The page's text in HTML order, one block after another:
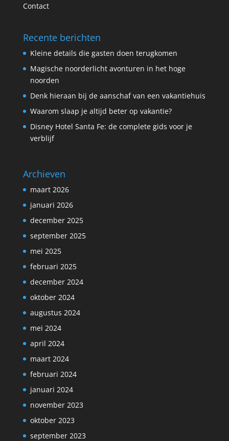
Contact
Recente berichten
Kleine details die gasten doen terugkomen
Magische noorderlicht avonturen in het hoge
noorden
Denk hieraan bij de aanschaf van een vakantiehuis
Waarom slaap je altijd beter op vakantie?
Disney Hotel Santa Fe: de complete gids voor je
verblijf
Archieven
maart 2026
januari 2026
december 2025
september 2025
mei 2025
februari 2025
december 2024
oktober 2024
augustus 2024
mei 2024
april 2024
maart 2024
februari 2024
januari 2024
november 2023
oktober 2023
september 2023